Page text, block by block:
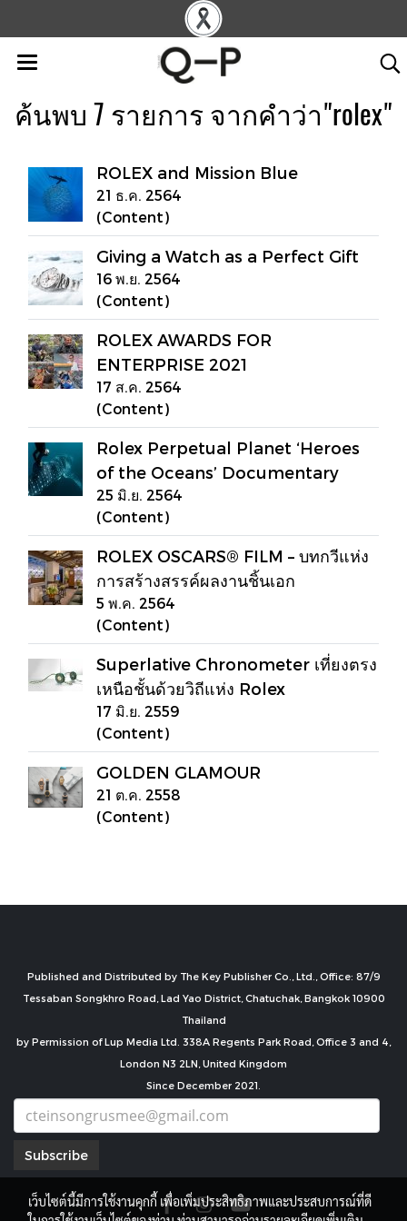
ค้นพบ 7 รายการ จากคำว่า"rolex"
ROLEX and Mission Blue
21 ธ.ค. 2564
(Content)
Giving a Watch as a Perfect Gift
16 พ.ย. 2564
(Content)
ROLEX AWARDS FOR
ENTERPRISE 2021
17 ส.ค. 2564
(Content)
Rolex Perpetual Planet ‘Heroes
of the Oceans’ Documentary
25 มิ.ย. 2564
(Content)
ROLEX OSCARS® FILM – บทกวีแห่ง
การสร้างสรรค์ผลงานชิ้นเอก
5 พ.ค. 2564
(Content)
Superlative Chronometer เที่ยงตรง
เหนือชั้นด้วยวิถีแห่ง Rolex
17 มิ.ย. 2559
(Content)
GOLDEN GLAMOUR
21 ต.ค. 2558
(Content)
Published and Distributed by The Key Publisher Co., Ltd., Office: 87/9
Tessaban Songkhro Road, Lad Yao District, Chatuchak, Bangkok 10900
Thailand
by Permission of Lup Media Ltd. 338A Regents Park Road, Office 3 and 4,
London N3 2LN, United Kingdom
Since December 2021.
Subscribe
เว็บไซต์นี้มีการใช้งานคุกกี้ เพื่อเพิ่มประสิทธิภาพและประสบการณ์ที่ดี